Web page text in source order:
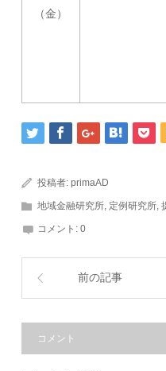
（金）
投稿者:primaAD
地域金融研究所, 定例研究所,
コメント:0
前の記事
コメント